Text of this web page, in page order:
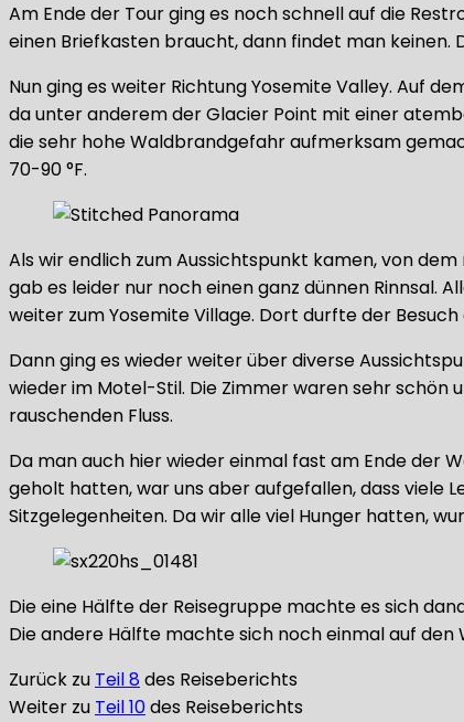
Am Ende der Tour ging es noch schnell auf die
einen Briefkasten braucht, dann findet man keinen.
Nun ging es weiter Richtung Yosemite Valley. Auf
da unter anderem der Glacier Point mit einer
die sehr hohe Waldbrandgefahr aufmerksam
70-90 °F.
Als wir endlich zum Aussichtspunkt kamen, von
gab es leider nur noch einen ganz dünnen Rinnsal.
weiter zum Yosemite Village. Dort durfte der
Dann ging es wieder weiter über diverse
wieder im Motel-Stil. Die Zimmer waren sehr schön
rauschenden Fluss.
Da man auch hier wieder einmal fast am Ende der
geholt hatten, war uns aber aufgefallen, dass viele
Sitzgelegenheiten. Da wir alle viel Hunger hatten,
Die eine Hälfte der Reisegruppe machte es sich
Die andere Hälfte machte sich noch einmal auf den
Zurück zu Teil 8 des Reiseberichts
Weiter zu Teil 10des Reiseberichts